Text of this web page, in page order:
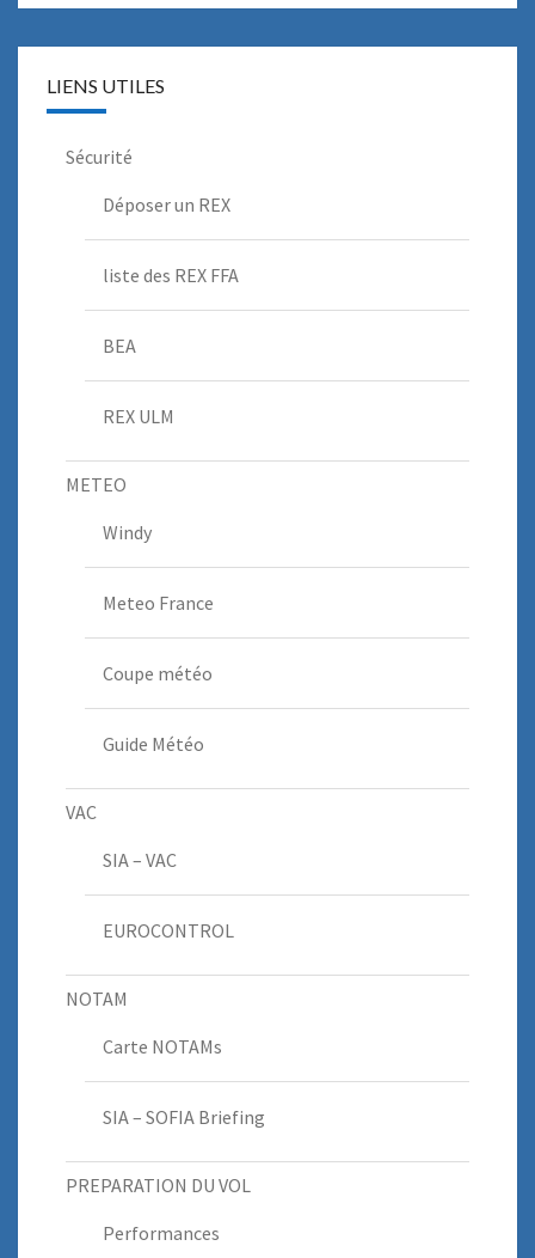
LIENS UTILES
Sécurité
Déposer un REX
liste des REX FFA
BEA
REX ULM
METEO
Windy
Meteo France
Coupe météo
Guide Météo
VAC
SIA – VAC
EUROCONTROL
NOTAM
Carte NOTAMs
SIA – SOFIA Briefing
PREPARATION DU VOL
Performances